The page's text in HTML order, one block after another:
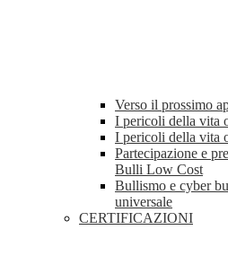
Verso il prossimo
I pericoli della vita
I pericoli della vita
Partecipazione e
Bulli Low Cost
Bullismo e cyber
universale
CERTIFICAZIONI